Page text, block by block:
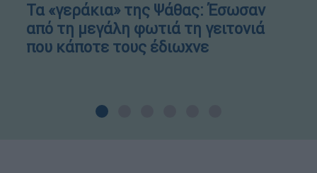
Τα «γεράκια» της Ψάθας: Έσωσαν
από τη μεγάλη φωτιά τη γειτονιά
που κάποτε τους έδιωχνε